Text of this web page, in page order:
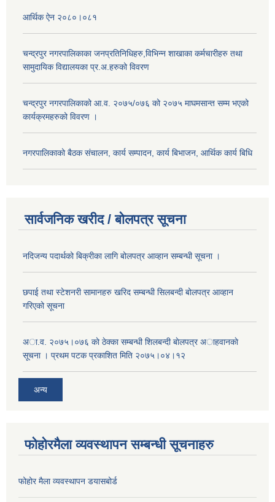
आर्थिक ऐन २०८०।०८१
चन्द्रपुर नगरपालिकाका जनप्रतिनिधिहरु,विभिन्न शाखाका कर्मचारीहरु तथा
सामुदायिक विद्यालयका प्र.अ.हरुको विवरण
चन्द्रपुर नगरपालिकाको आ.व. २०७५/०७६ को २०७५ माघमसान्त सम्म भएको
कार्यक्रमहरुको विवरण ।
नगरपालिकाको बैठक संचालन, कार्य सम्पादन, कार्य बिभाजन, आर्थिक कार्य बिधि
सार्वजनिक खरीद / बोलपत्र सूचना
नदिजन्य पदार्थको बिक्रीका लागि बोलपत्र आव्हान सम्बन्धी सूचना ।
छपाई तथा स्टेशनरी सामानहरु खरिद सम्बन्धी सिलबन्दी बोलपत्र आव्हान
गरिएको सूचना
अा.व. २०७५।०७६ काे ठेक्का सम्बन्धी शिलबन्दी बाेलपत्र अाहवानकाे
सूचना । प्रथम पटक प्रकाशित मिति २०७५।०४।१२
अन्य
फोहोरमैला व्यवस्थापन सम्बन्धी सूचनाहरु
फोहोर मैला व्यवस्थापन डयासबोर्ड